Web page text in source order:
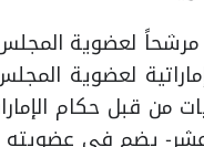
لعضوية
من قبل حكام